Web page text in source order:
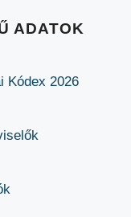
ADATOK
Kódex 2026